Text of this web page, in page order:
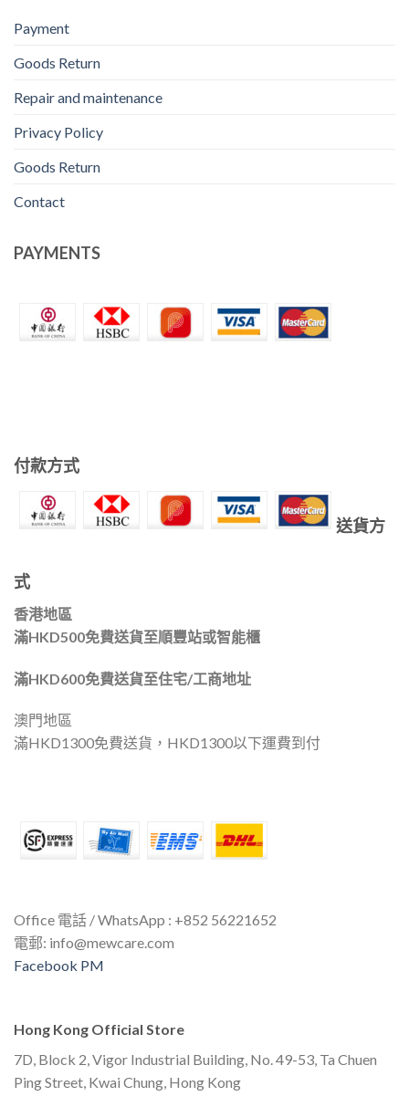
Payment
Goods Return
Repair and maintenance
Privacy Policy
Goods Return
Contact
PAYMENTS
付款方式
送貨方
式
香港地區
滿HKD500免費送貨至順豐站或智能櫃
滿HKD600免費送貨至住宅/工商地址
澳門地區
滿HKD1300免費送貨，HKD1300以下運費到付
Office 電話 / WhatsApp : +852 56221652
電郵: info@mewcare.com
Facebook PM
Hong Kong Official Store
7D, Block 2, Vigor Industrial Building, No. 49-53, Ta Chuen
Ping Street, Kwai Chung, Hong Kong